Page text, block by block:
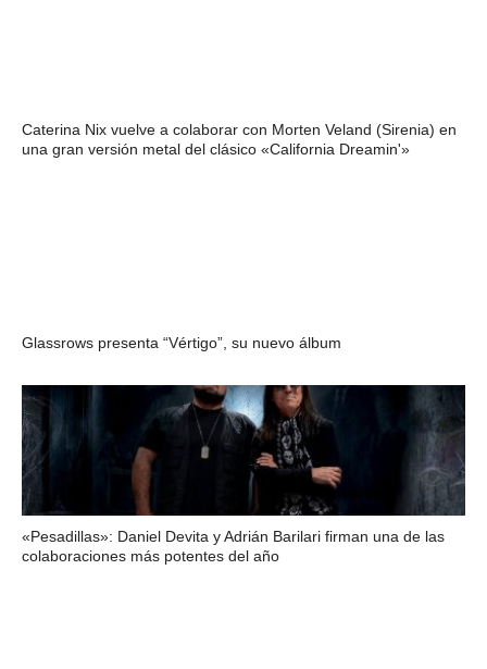
Caterina Nix vuelve a colaborar con Morten Veland (Sirenia) en
una gran versión metal del clásico «California Dreamin'»
Glassrows presenta “Vértigo”, su nuevo álbum
«Pesadillas»: Daniel Devita y Adrián Barilari firman una de las
colaboraciones más potentes del año